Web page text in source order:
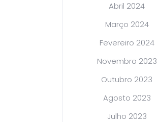
Abril 2024
Março 2024
Fevereiro 2024
Novembro 2023
Outubro 2023
Agosto 2023
Julho 2023